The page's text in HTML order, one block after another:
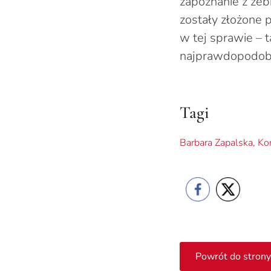
zostały
w tej sprawie –
Tagi
Barbara Zapalska,
Powrót do